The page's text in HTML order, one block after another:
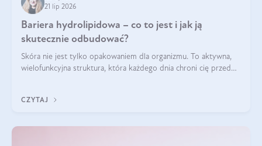
21 lip 2026
Bariera hydrolipidowa – co to jest i jak ją
skutecznie odbudować?
Skóra nie jest tylko opakowaniem dla organizmu. To aktywna,
wielofunkcyjna struktura, która każdego dnia chroni cię przed
bariera hydrolipidowa.
CZYTAJ